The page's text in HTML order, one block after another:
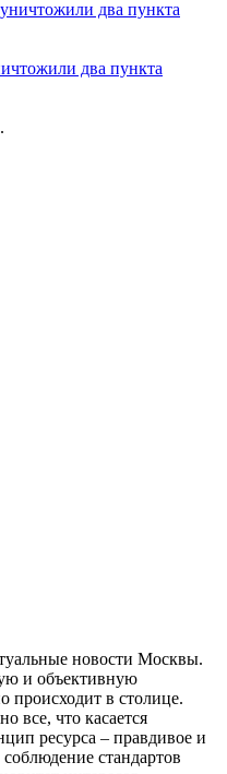
два пункта
новости Москвы.
и объективную
происходит в столице.
все, что касается
ресурса – правдивое и
стандартов